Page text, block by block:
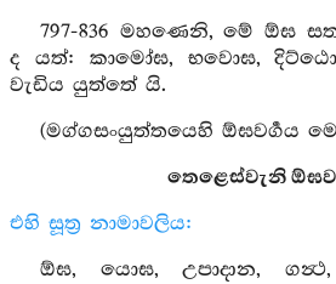
797-836 මහණෙනි, මේ ඕඝ
ද යත්: කාමෝඝ, භවොඝ,
වැඩිය යුත්තේ යි.
(මග්ගසංයුත්තයෙහි ඕඝවර්‍ගය
තෙළෙස්වැනි
එහි සූත්‍ර නාමාවලිය:
ඕඝ, යොඝ, උපාදාන,